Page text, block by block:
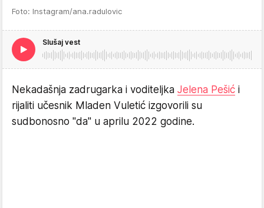
Foto: Instagram/ana.radulovic
Slušaj vest
Nekadašnja zadrugarka i voditeljka Jelena Pešić i
rijaliti učesnik Mladen Vuletić izgovorili su
sudbonosno "da" u aprilu 2022 godine.